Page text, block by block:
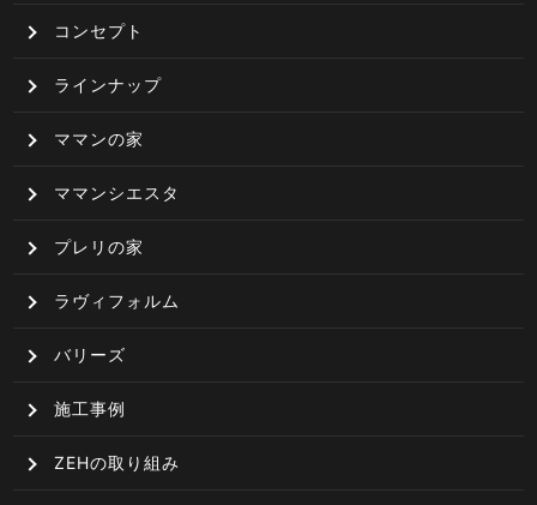
コンセプト
ラインナップ
ママンの家
ママンシエスタ
プレリの家
ラヴィフォルム
バリーズ
施工事例
ZEHの取り組み